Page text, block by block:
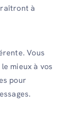
à
Vous
mieux à vos
pour